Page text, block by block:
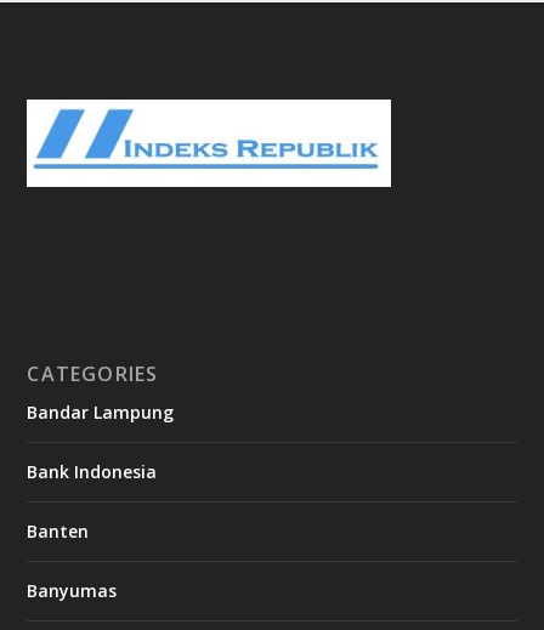
CATEGORIES
Bandar Lampung
Bank Indonesia
Banten
Banyumas